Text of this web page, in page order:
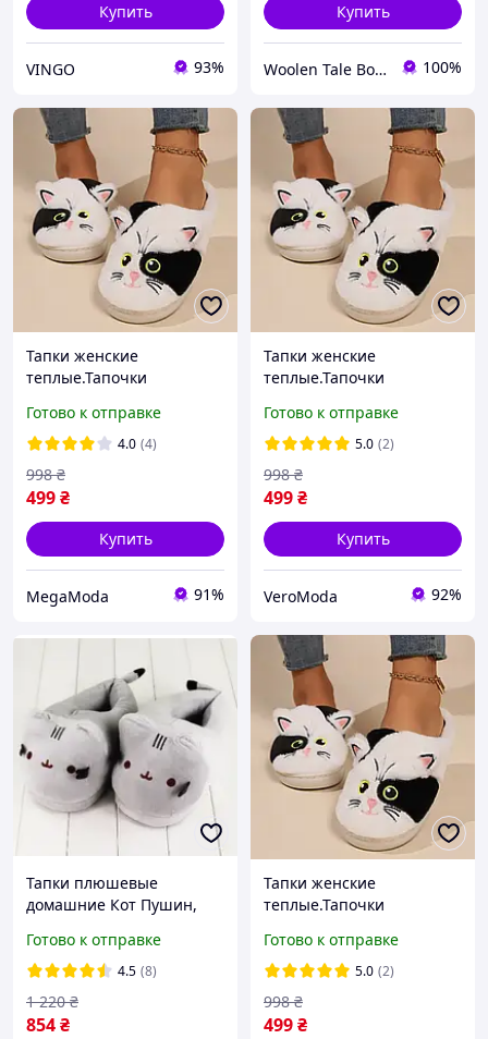
Купить
VINGO 93%
Купить
Woolen Tale Boutique 100%
Тапки женские
теплые.Тапочки
женские "Котик". Тапки
зимние 38-39 размер
(черные с белым)
Готово к отправке
4.0 (4)
499₴
998 ₴
Купить
MegaModa 91%
Тапки женские
теплые.Тапочки
женские "Котик". Тапки
зимние 38-39 размер
(черные с белым)
Готово к отправке
5.0 (2)
499₴
998 ₴
Купить
VeroModa 92%
Тапки плюшевые
домашние Кот Пушин,
взрослых, Тапки игрушки
котик Китти серые
Готово к отправке
4.5 (8)
854₴
1 220 ₴
Тапки женские
теплые.Тапочки
женские "Котик". Тапки
зимние 36-37 размер
(черные с белым)
Готово к отправке
5.0 (2)
499₴
998 ₴